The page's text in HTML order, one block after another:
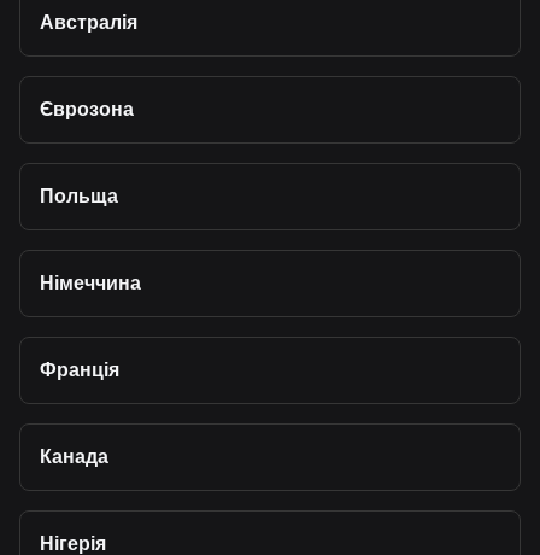
Австралія
Єврозона
Польща
Німеччина
Франція
Канада
Нігерія